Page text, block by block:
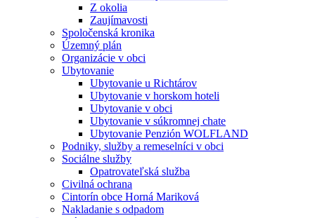
Z okolia
Zaujímavosti
Spoločenská kronika
Územný plán
Organizácie v obci
Ubytovanie
Ubytovanie u Richtárov
Ubytovanie v horskom hoteli
Ubytovanie v obci
Ubytovanie v súkromnej chate
Ubytovanie Penzión WOLFLAND
Podniky, služby a remeselníci v obci
Sociálne služby
Opatrovateľská služba
Civilná ochrana
Cintorín obce Horná Mariková
Nakladanie s odpadom